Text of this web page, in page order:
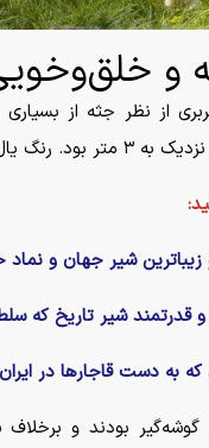
و
باشکوه به آنها می‌داد.
زیباترین شیر جهان و
قدرتمند شیر تاریخ که
که به دست قاجار‌ها در
گوشه‌گیر بودند و